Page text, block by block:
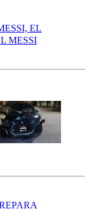
EL
MESSI